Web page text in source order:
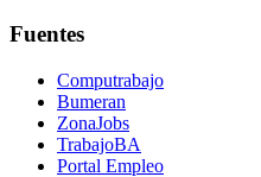
Fuentes
Computrabajo
Bumeran
ZonaJobs
TrabajoBA
Portal Empleo